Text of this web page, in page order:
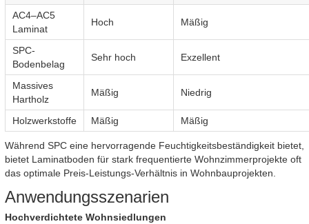
AC4–AC5
Laminat
Hoch Mäßig
SPC-
Bodenbelag
Sehr hoch Exzellent
Massives
Hartholz
Mäßig Niedrig
Holzwerkstoffe Mäßig Mäßig
Während SPC eine hervorragende Feuchtigkeitsbeständigkeit bietet,
bietet Laminatboden für stark frequentierte Wohnzimmerprojekte oft
das optimale Preis-Leistungs-Verhältnis in Wohnbauprojekten.
Anwendungsszenarien
Hochverdichtete Wohnsiedlungen